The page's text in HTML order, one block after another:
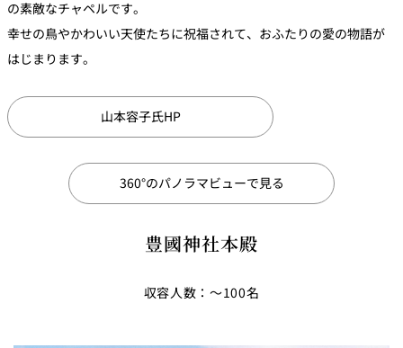
の素敵なチャペルです。
幸せの鳥やかわいい天使たちに祝福されて、おふたりの愛の物語が
はじまります。
山本容子氏HP
360°のパノラマビューで見る
豊國神社本殿
収容人数：～100名